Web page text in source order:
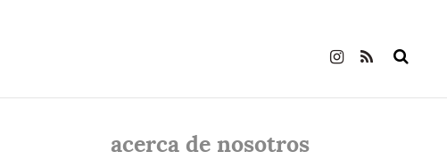
acerca de nosotros